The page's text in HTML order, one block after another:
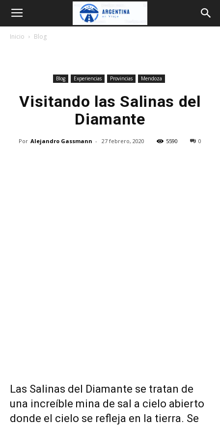
Argentina
Inicio Blog
Blog Experiencias Provincias Mendoza
Visitando las Salinas del
Diamante
Por Alejandro Gassmann - 27 febrero, 2020 5590 0
Las Salinas del Diamante se tratan de
una increíble mina de sal a cielo abierto
donde el cielo se refleja en la tierra. Se